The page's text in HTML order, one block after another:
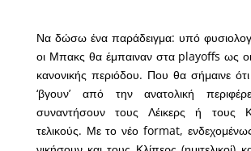
Να δώσω ένα παράδειγμα: υπό
οι Μπακς θα έμπαιναν στα playoffs ως οι
κανονικής περιόδου. Που θα σήμαινε
‘βγουν’ από την ανατολική
συναντήσουν τους Λέικερς ή τους
τελικούς. Με το νέο format,